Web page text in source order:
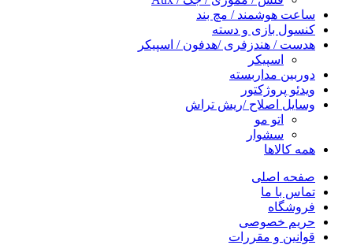
ساعت هوشمند / مچ بند
کنسول بازی و دسته
هدست / هندزفری /هدفون / اسپیکر
اسپیکر
دوربین مداربسته
ویدئو پروژکتور
وسایل اصلاح /ریش تراش
اتو مو
سشوار
همه کالاها
صفحه اصلی
تماس با ما
فروشگاه
حریم خصوصی
قوانین و مقررات